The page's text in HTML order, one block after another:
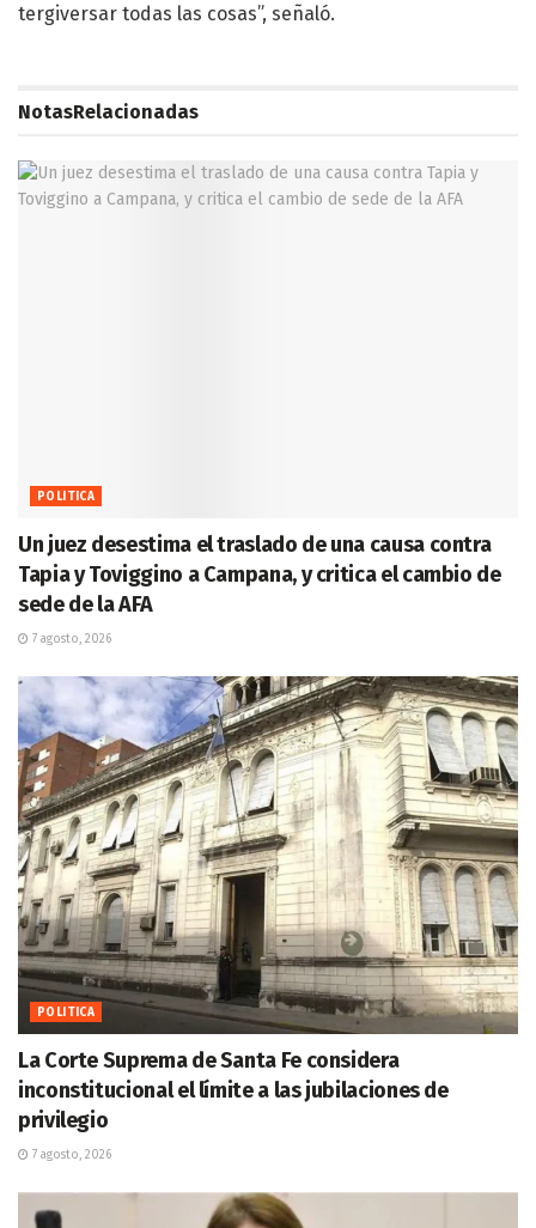
tergiversar todas las cosas”, señaló.
NotasRelacionadas
POLITICA
Un juez desestima el traslado de una causa contra
Tapia y Toviggino a Campana, y critica el cambio de
sede de la AFA
7 agosto, 2026
POLITICA
La Corte Suprema de Santa Fe considera
inconstitucional el límite a las jubilaciones de
privilegio
7 agosto, 2026